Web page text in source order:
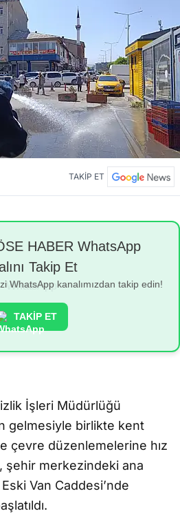
TAKİP ET
HABER WhatsApp
Takip Et
WhatsApp kanalımızdan takip edin!
TAKİP ET
İşleri Müdürlüğü
gelmesiyle birlikte kent
çevre düzenlemelerine hız
şehir merkezindeki ana
Van Caddesi’nde